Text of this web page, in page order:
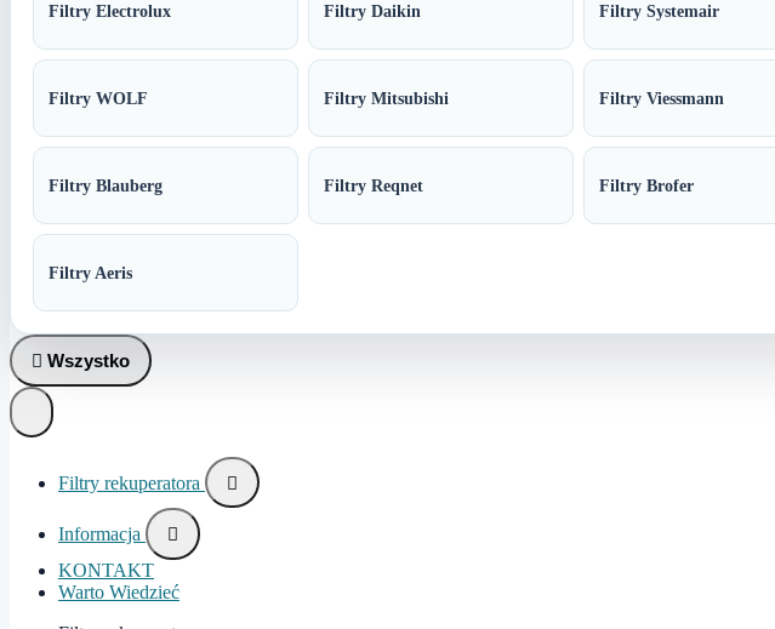
Filtry Electrolux Filtry Daikin Filtry Systemair
Filtry WOLF Filtry Mitsubishi Filtry Viessmann
Filtry Blauberg Filtry Reqnet Filtry Brofer
Filtry Aeris
 Wszystko
Filtry rekuperatora 
Informacja

KONTAKT
Warto Wiedzieć